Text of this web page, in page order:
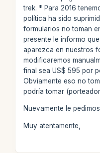
trek. * Para 2016
política ha sido
formularios no toman
presente le informo
aparezca en nuestros
modificaremos
final sea US$ 595 por
Obviamente eso no
podría tomar
Nuevamente le
Muy atentamente,